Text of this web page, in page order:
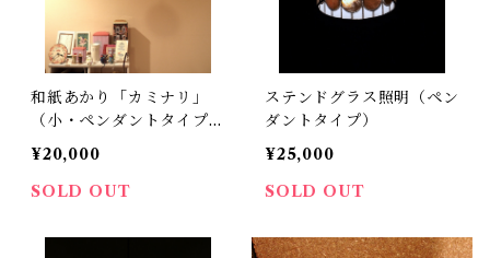
和紙あかり「カミナリ」
（小・ペンダントタイプ）
¥20,000
SOLD OUT
ステンドグラス照明（ペン
ダントタイプ）
¥25,000
SOLD OUT